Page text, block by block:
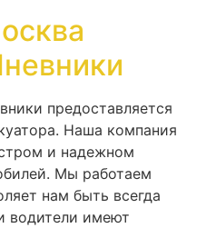
предоставляется
Наша компания
и надежном
Мы работаем
нам быть всегда
водители имеют